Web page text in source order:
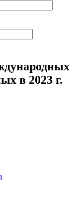
в 2023 г.